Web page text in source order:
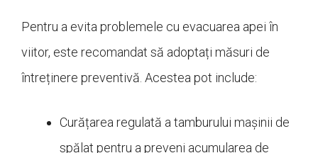
Pentru a evita problemele cu evacuarea apei în
viitor, este recomandat să adoptați măsuri de
întreținere preventivă. Acestea pot include:
Curățarea regulată a tamburului mașinii de
spălat pentru a preveni acumularea de